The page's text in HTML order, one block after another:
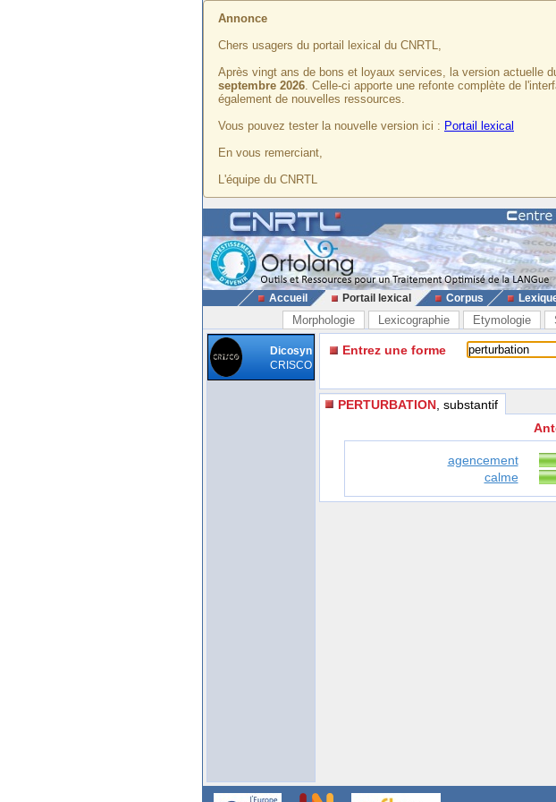
Annonce
Chers usagers du portail lexical du CNRTL,
Après vingt ans de bons et loyaux services, la version actuelle
septembre 2026. Celle-ci apporte une refonte complète de
également de nouvelles ressources.
Vous pouvez tester la nouvelle version ici : Portail lexical
En vous remerciant,
L'équipe du CNRTL
Accueil Portail lexical Corpus
Morphologie Lexicographie Etymologie
Dicosyn
CRISCO
Entrez une forme
PERTURBATION , substantif
agencement
calme